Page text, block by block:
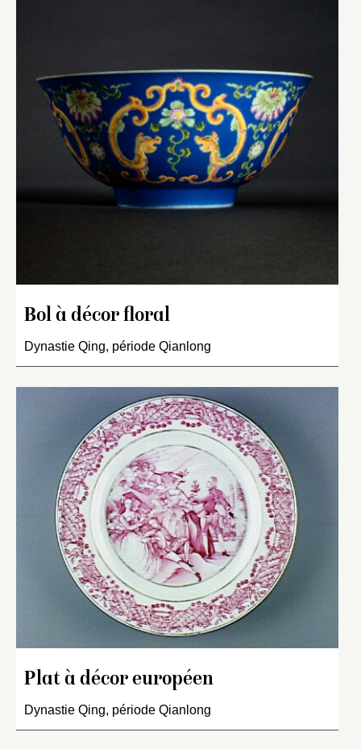
Bol à décor floral
Dynastie Qing, période Qianlong
Plat à décor européen
Dynastie Qing, période Qianlong